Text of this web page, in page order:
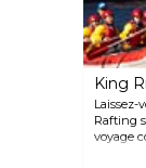
King
Laissez-
Rafting
voyage